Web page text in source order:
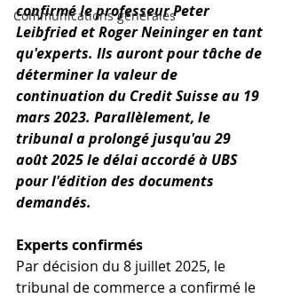
Communications générales
confirmé le professeur Peter
Leibfried et Roger Neininger en tant
qu'experts. Ils auront pour tâche de
déterminer la valeur de
continuation du Credit Suisse au 19
mars 2023. Parallèlement, le
tribunal a prolongé jusqu'au 29
août 2025 le délai accordé à UBS
pour l'édition des documents
demandés.
Experts confirmés
Par décision du 8 juillet 2025, le
tribunal de commerce a confirmé le